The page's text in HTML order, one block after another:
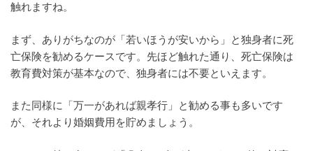
触れますね。
まず、ありがちなのが「若いほうが安いから」と独身者に死
亡保険を勧めるケースです。先ほど触れた通り、死亡保険は
教育費対策が基本なので、独身者には不要といえます。
また同様に「万一があれば親孝行」と勧める事も多いです
が、それより婚姻費用を貯めましょう。